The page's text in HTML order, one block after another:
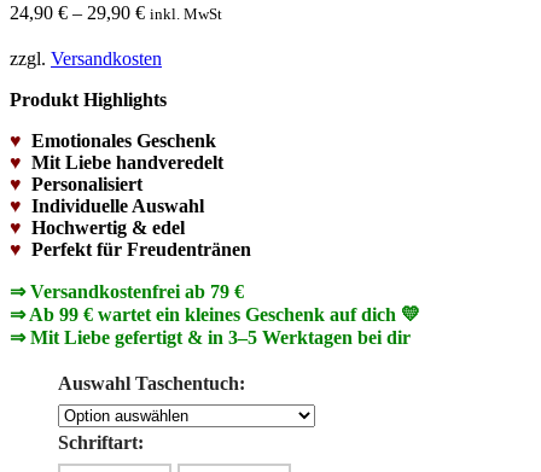
24,90 € – 29,90 € inkl. MwSt
zzgl. Versandkosten
Produkt Highlights
♥ Emotionales Geschenk
♥ Mit Liebe handveredelt
♥ Personalisiert
♥ Individuelle Auswahl
♥ Hochwertig & edel
♥ Perfekt für Freudentränen
⇒ Versandkostenfrei ab 79 €
⇒ Ab 99 € wartet ein kleines Geschenk auf dich 💛
⇒ Mit Liebe gefertigt & in 3–5 Werktagen bei dir
Auswahl Taschentuch:
Schriftart: